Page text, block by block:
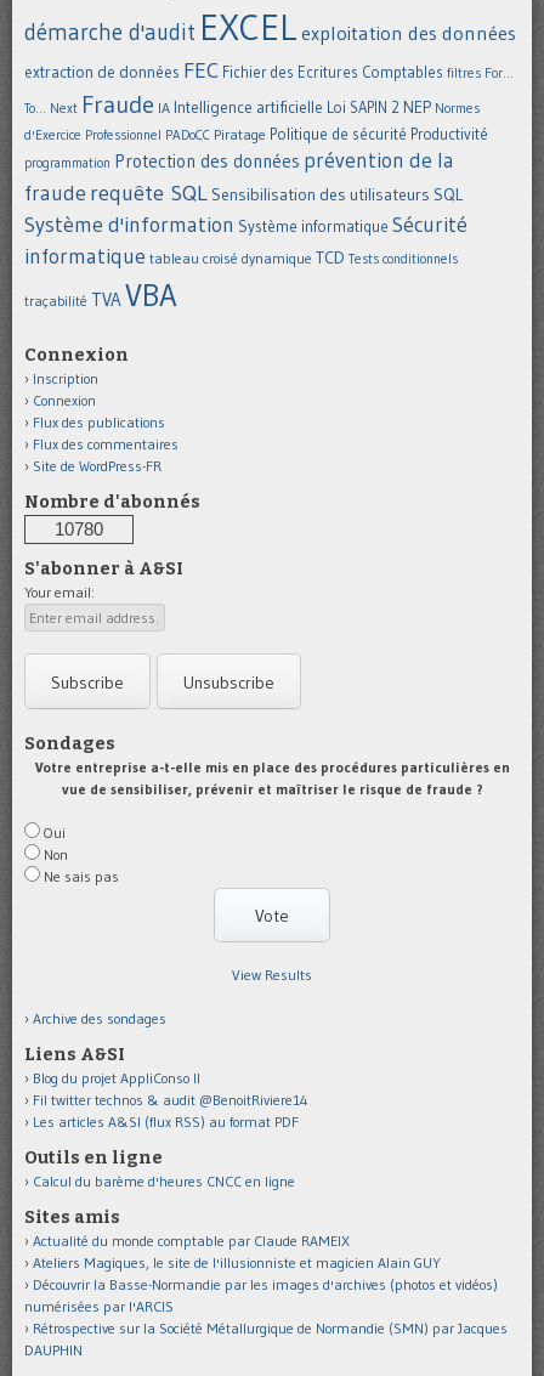
démarche d'audit EXCEL exploitation des données
extraction de données FEC Fichier des Ecritures Comptables filtres For...
To... Next Fraude IA Intelligence artificielle Loi SAPIN 2 NEP Normes
d'Exercice Professionnel PADoCC Piratage Politique de sécurité Productivité
programmation Protection des données prévention de la
fraude requête SQL Sensibilisation des utilisateurs SQL
Système d'information Système informatique Sécurité
informatique tableau croisé dynamique TCD Tests conditionnels
traçabilité TVAVBA
Connexion
Inscription
Connexion
Flux des publications
Flux des commentaires
Site de WordPress-FR
Nombre d'abonnés
10780
S'abonner à A&SI
Your email:
Sondages
Votre entreprise a-t-elle mis en place des procédures particulières en
vue de sensibiliser, prévenir et maîtriser le risque de fraude ?
Oui
Non
Ne sais pas
View Results
Archive des sondages
Liens A&SI
Blog du projet AppliConso II
Fil twitter technos & audit @BenoitRiviere14
Les articles A&SI (flux RSS) au format PDF
Outils en ligne
Calcul du barème d'heures CNCC en ligne
Sites amis
Actualité du monde comptable par Claude RAMEIX
Ateliers Magiques, le site de l'illusionniste et magicien Alain GUY
Découvrir la Basse-Normandie par les images d'archives (photos et vidéos)
numérisées par l'ARCIS
Rétrospective sur la Société Métallurgique de Normandie (SMN) par Jacques
DAUPHIN